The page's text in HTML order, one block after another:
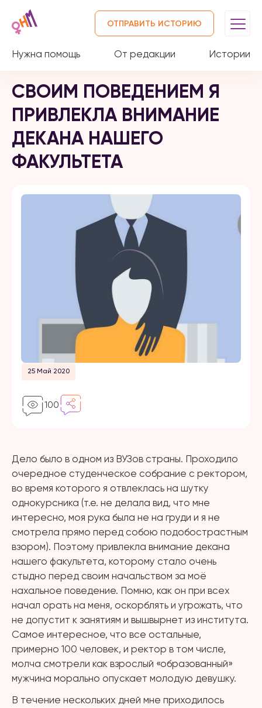
Нужна помощь От редакции Истории
ОТПРАВИТЬ ИСТОРИЮ
СВОИМ ПОВЕДЕНИЕМ Я
ПРИВЛЕКЛА ВНИМАНИЕ
ДЕКАНА НАШЕГО
ФАКУЛЬТЕТА
25 Май 2020
100
Дело было в одном из ВУЗов страны. Проходило
очередное студенческое собрание с ректором,
во время которого я отвлеклась на шутку
однокурсника (т.е. не делала вид, что мне
интересно, моя рука была не на груди и я не
смотрела прямо перед собою подобострастным
взором). Поэтому привлекла внимание декана
нашего факультета, которому стало очень
стыдно перед своим начальством за моё
нахальное поведение. Помню, как он при всех
начал орать на меня, оскорблять и угрожать, что
не допустит к занятиям и вышвырнет из института.
Самое интересное, что все остальные,
примерно 100 человек, и ректор в том числе,
молча смотрели как взрослый «образованный»
мужчина морально опускает молодую девушку.
В течение нескольких дней мне приходилось